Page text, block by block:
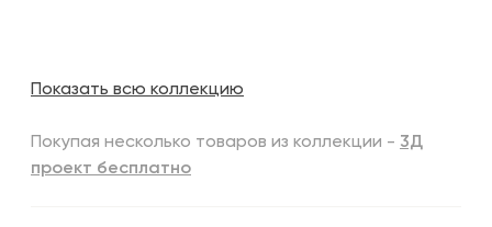
Показать всю коллекцию
Покупая несколько товаров из коллекции - 3Д
проект бесплатно